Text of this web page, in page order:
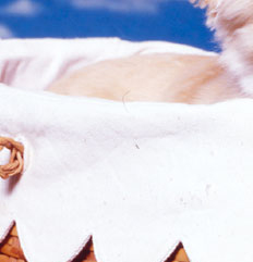
イトマップ｜更新情報｜
ネット収入日記
｜
互ランクリ掲示板 ｜ネット収入攻略掲示板